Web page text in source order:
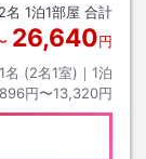
2名 1泊1部屋 合計
26,640円
名 (2名1室)｜ 1泊
円〜13,320円